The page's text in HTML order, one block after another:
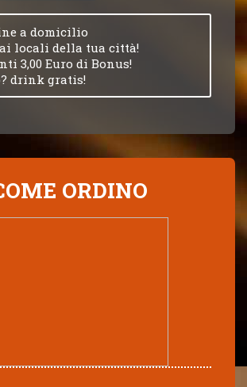
a domicilio
locali della tua città!
3,00 Euro di Bonus!
drink gratis!
ORDINO